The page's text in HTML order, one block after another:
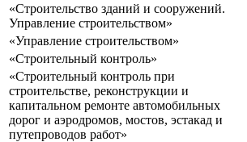
«Строительство зданий и сооружений.
Управление строительством»
«Управление строительством»
«Строительный контроль»
«Строительный контроль при
строительстве, реконструкции и
капитальном ремонте автомобильных
дорог и аэродромов, мостов, эстакад и
путепроводов работ»